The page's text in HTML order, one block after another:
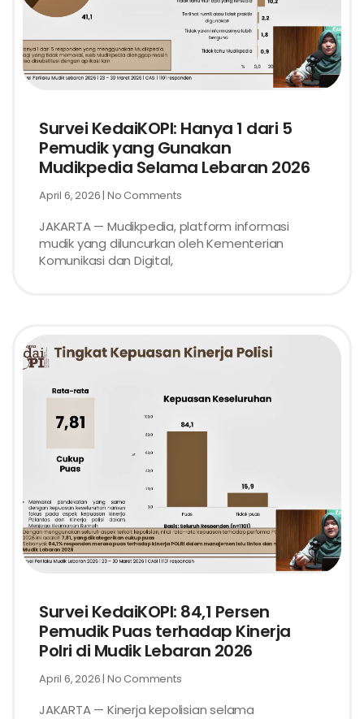
Survei KedaiKOPI: Hanya 1 dari 5
Pemudik yang Gunakan
Mudikpedia Selama Lebaran 2026
April 6, 2026 No Comments
JAKARTA — Mudikpedia, platform informasi
mudik yang diluncurkan oleh Kementerian
Komunikasi dan Digital,
Survei KedaiKOPI: 84,1 Persen
Pemudik Puas terhadap Kinerja
Polri di Mudik Lebaran 2026
April 6, 2026 No Comments
JAKARTA — Kinerja kepolisian selama